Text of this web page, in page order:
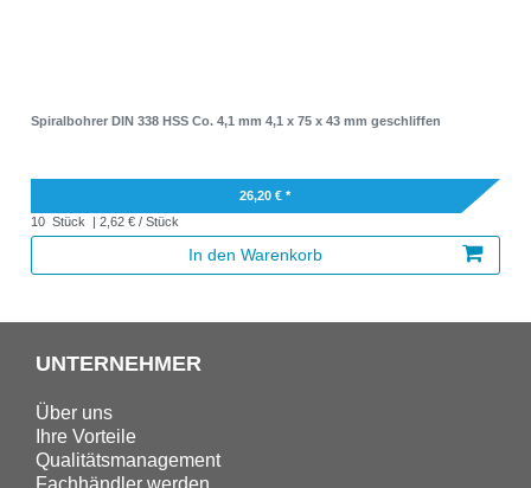
Spiralbohrer DIN 338 HSS Co. 4,1 mm 4,1 x 75 x 43 mm geschliffen
26,20 € *
10 Stück | 2,62 € / Stück
In den Warenkorb
UNTERNEHMER
Über uns
Ihre Vorteile
Qualitätsmanagement